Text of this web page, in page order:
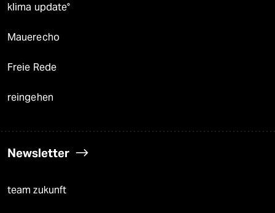
klima update°
Mauerecho
Freie Rede
reingehen
Newsletter
team zukunft